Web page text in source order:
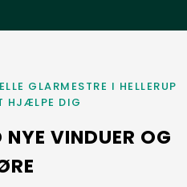
GLARMESTRE I HELLERUP
HJÆLPE DIG
VINDUER OG